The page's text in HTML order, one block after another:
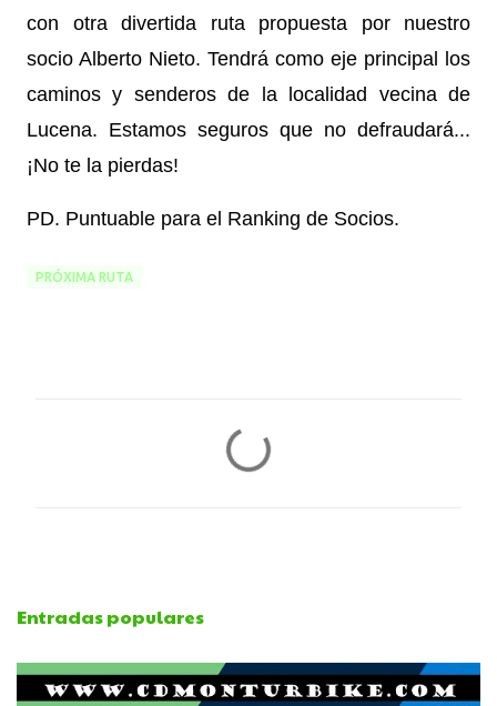
con otra divertida ruta propuesta por nuestro
socio Alberto Nieto. Tendrá como eje principal los
caminos y senderos de la localidad vecina de
Lucena. Estamos seguros que no defraudará...
¡No te la pierdas!
PD. Puntuable para el Ranking de Socios.
PRÓXIMA RUTA
t
Entradas populares